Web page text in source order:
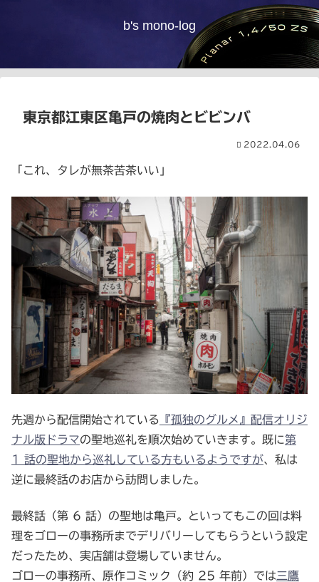
b's mono-log
東京都江東区亀戸の焼肉とビビンバ
2022.04.06
「これ、タレが無茶苦茶いい」
先週から配信開始されている 『孤独のグルメ』配信オリジ
ナル版ドラマの聖地巡礼を順次始めていきます。既に第
1 話の聖地から巡礼している方もいるようですが、私は
逆に最終話のお店から訪問しました。
最終話（第 6 話）の聖地は亀戸。といってもこの回は料
理をゴローの事務所までデリバリーしてもらうという設定
だったため、実店舗は登場していません。
ゴローの事務所、原作コミック（約 25 年前）では三鷹